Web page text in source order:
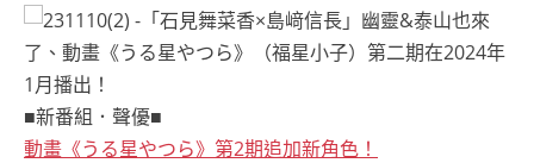
■新番組．聲優■
動畫《うる星やつら》第2期追加新角色！